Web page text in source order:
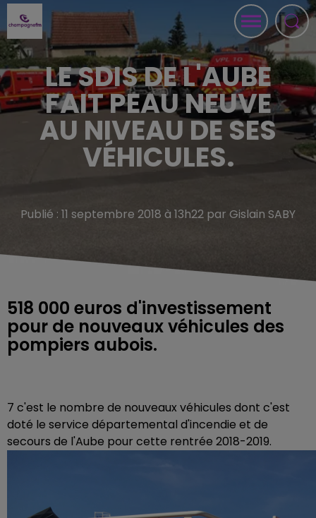
LE SDIS DE L'AUBE
FAIT PEAU NEUVE
AU NIVEAU DE SES
VÉHICULES.
Publié : 11 septembre 2018 à 13h22 par Gislain SABY
518 000 euros d'investissement
pour de nouveaux véhicules des
pompiers aubois.
7 c'est le nombre de nouveaux véhicules dont c'est
doté le service départemental d'incendie et de
secours de l'Aube pour cette rentrée 2018-2019.